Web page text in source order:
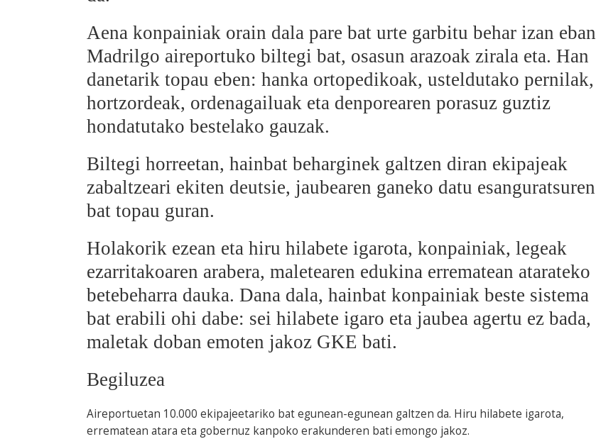
Aena konpainiak orain dala pare bat urte garbitu behar izan eban
Madrilgo aireportuko biltegi bat, osasun arazoak zirala eta. Han
danetarik topau eben: hanka ortopedikoak, usteldutako pernilak,
hortzordeak, ordenagailuak eta denporearen porasuz guztiz
hondatutako bestelako gauzak.
Biltegi horreetan, hainbat beharginek galtzen diran ekipajeak
zabaltzeari ekiten deutsie, jaubearen ganeko datu esanguratsuren
bat topau guran.
Holakorik ezean eta hiru hilabete igarota, konpainiak, legeak
ezarritakoaren arabera, maletearen edukina errematean atarateko
betebeharra dauka. Dana dala, hainbat konpainiak beste sistema
bat erabili ohi dabe: sei hilabete igaro eta jaubea agertu ez bada,
maletak doban emoten jakoz GKE bati.
Begiluzea
Aireportuetan 10.000 ekipajeetariko bat egunean-egunean galtzen da. Hiru hilabete igarota,
errematean atara eta gobernuz kanpoko erakunderen bati emongo jakoz.